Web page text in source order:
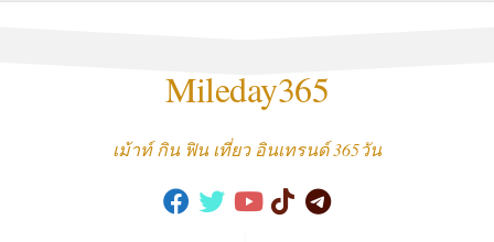
Mileday365
เม้าท์ กิน ฟิน เที่ยว อินเทรนด์ 365วัน